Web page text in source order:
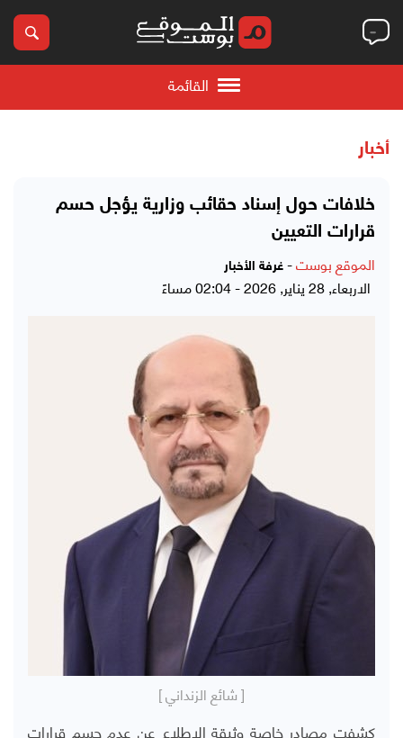
القائمة
أخبار
خلافات حول إسناد حقائب وزارية يؤجل حسم
قرارات التعيين
الموقع بوست- غرفة الأخبار
الاربعاء, 28 يناير, 2026 - 02:04 مساءً
[ شائع الزنداني ]
كشفت مصادر خاصة وثيقة الإطلاع عن عدم حسم قرارات